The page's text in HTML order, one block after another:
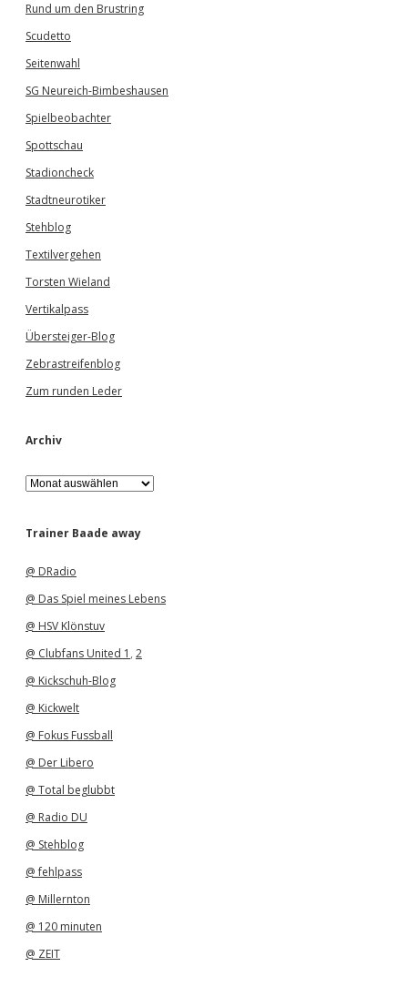
Rund um den Brustring
Scudetto
Seitenwahl
SG Neureich-Bimbeshausen
Spielbeobachter
Spottschau
Stadioncheck
Stadtneurotiker
Stehblog
Textilvergehen
Torsten Wieland
Vertikalpass
Übersteiger-Blog
Zebrastreifenblog
Zum runden Leder
Archiv
A
r
h
Trainer Baade away
@ DRadio
@ Das Spiel meines Lebens
@ HSV Klönstuv
@ Clubfans United 1 , 2
@ Kickschuh-Blog
@ Kickwelt
@ Fokus Fussball
@ Der Libero
@ Total beglubbt
@ Radio DU
@ Stehblog
@ fehlpass
@ Millernton
@ 120 minuten
@ ZEIT